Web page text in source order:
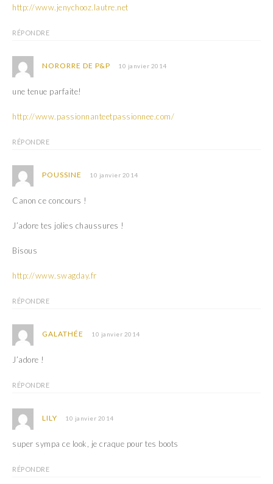
http://www.jenychooz.lautre.net
RÉPONDRE
NORORRE DE P&P 10 janvier 2014
une tenue parfaite!
http://www.passionnanteetpassionnee.com/
RÉPONDRE
POUSSINE 10 janvier 2014
Canon ce concours !
J’adore tes jolies chaussures !
Bisous
http://www.swagday.fr
RÉPONDRE
GALATHÉE 10 janvier 2014
J’adore !
RÉPONDRE
LILY 10 janvier 2014
super sympa ce look, je craque pour tes boots
RÉPONDRE